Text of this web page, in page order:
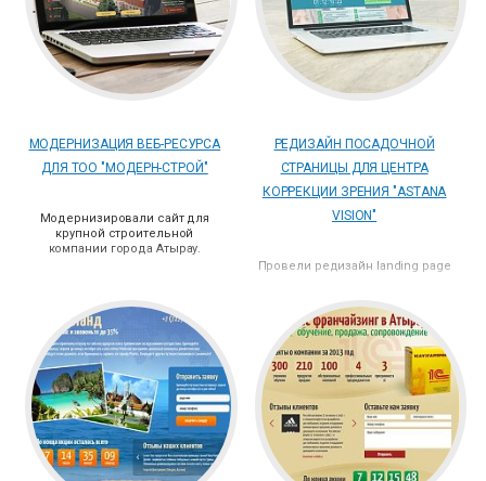
МОДЕРНИЗАЦИЯ ВЕБ-РЕСУРСА
ДЛЯ ТОО "МОДЕРН-СТРОЙ"
Модернизировали сайт для
крупной строительной
компании города Атырау.
РЕДИЗАЙН ПОСАДОЧНОЙ
СТРАНИЦЫ ДЛЯ ЦЕНТРА
КОРРЕКЦИИ ЗРЕНИЯ "ASTANA
VISION"
Провели редизайн landing page
продвигаем.